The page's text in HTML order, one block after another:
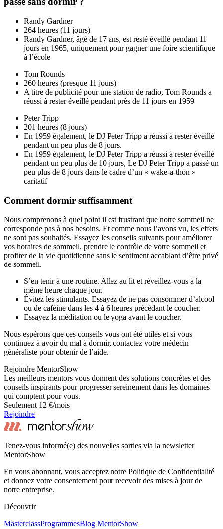
Randy Gardner
264 heures (11 jours)
Randy Gardner, âgé de 17 ans, est resté éveillé pendant 11
jours en 1965, uniquement pour gagner une foire scientifique
à l’école
Tom Rounds
260 heures (presque 11 jours)
A titre de publicité pour une station de radio, Tom Rounds a
réussi à rester éveillé pendant près de 11 jours en 1959
Peter Tripp
201 heures (8 jours)
En 1959 également, le DJ Peter Tripp a réussi à rester éveillé
pendant un peu plus de 8 jours.
En 1959 également, le DJ Peter Tripp a réussi à rester éveillé
pendant un peu plus de 10 jours, Le DJ Peter Tripp a passé un
peu plus de 8 jours dans le cadre d’un « wake-a-thon »
caritatif
Comment dormir suffisamment
Nous comprenons à quel point il est frustrant que notre sommeil ne
corresponde pas à nos besoins. Et comme nous l’avons vu, les effets
ne sont pas souhaités. Essayez les conseils suivants pour améliorer
vos horaires de sommeil, prendre le contrôle de votre sommeil et
profiter de la vie quotidienne sans le sentiment accablant d’être privé
de sommeil.
S’en tenir à une routine. Allez au lit et réveillez-vous à la
même heure chaque jour.
Évitez les stimulants. Essayez de ne pas consommer d’alcool
ou de caféine dans les 4 à 6 heures précédant le coucher.
Essayez la méditation ou le yoga avant le coucher.
Nous espérons que ces conseils vous ont été utiles et si vous
continuez à avoir du mal à dormir, contactez votre médecin
généraliste pour obtenir de l’aide.
Rejoindre MentorShow
Les meilleurs mentors vous donnent des solutions concrètes et des
conseils inspirants pour progresser sereinement dans les domaines
qui comptent pour vous.
Seulement 12 €/mois
Rejoindre
Tenez-vous informé(e) des nouvelles sorties via la newsletter
MentorShow
En vous abonnant, vous acceptez notre Politique de Confidentialité
et donnez votre consentement pour recevoir des mises à jour de
notre entreprise.
Découvrir
MasterclassProgrammesBlog MentorShow